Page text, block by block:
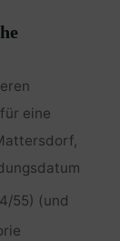
eine
55) (und